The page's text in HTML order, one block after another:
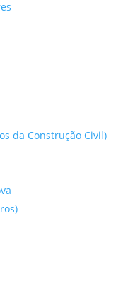
da Construção Civil)